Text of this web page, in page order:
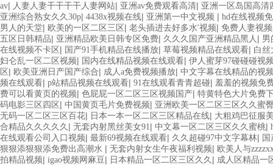
av| 人妻人妻干干干干人妻网站| 亚洲av免费观看高清| 亚洲一区岛国高清
亚洲综合熟女久久30p| 4438x视频在线| 亚洲第一中文视频 | hd在线视频
男人的天堂| 欧美的一区二区三区 | 老头插进去好多水'视频| 免费人妻视
五区日韩精品| 亚洲精品欧美日韩专区免费| 久久久国产亚洲精品黑人 | 男
在线视频不卡区 | 国产91手机精品在线播放| 草莓视频精品在线观看| 白丝
妇仑乱一区二区视频| 国内在线精品视频在线观看| 伊人蜜芽97碰碰碰视
区 | 欧美亚洲日产国产综合| 成人a免费视频播放| 中文字幕在线精品的视
频在线观看| p站精品视频在线观看| 91在线观看青青超碰| 羞羞的视频免
费可以看黄页的视频| 色屁屁一区二区三区视频国产| 特黄特色大片免费
码电影三区四区 | 中国黄页毛片免费视频| 亚洲欧美一区二区三区久久蜜
无码一区二区三区百花| 日本一本一区二区三区精品在线| 大粗鸡巴征服
合精品久久久久久 | 无套内射黑丝美女91| 中文幕一区二区三区久久蜜桃|
在线观看公司入口视频| 最新69视频在线观看| 久久超碰97中文字幕林|
狠狠添狠狠添免费出高潮水 | 无套内射女生午夜福利视频| 欧美人与
拍精品视频| igao视频网麻豆| 日本精品一区二区三区久久 | 成人区精品一